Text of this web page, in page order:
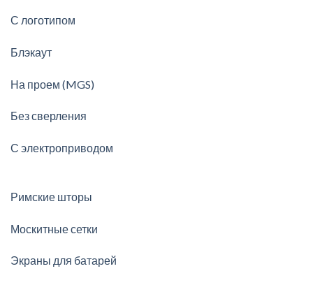
С логотипом
Блэкаут
На проем (MGS)
Без сверления
С электроприводом
Римские шторы
Москитные сетки
Экраны для батарей